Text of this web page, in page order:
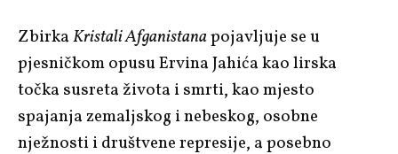
ZbirkaKristali Afganistanapojavljuje se u
pjesničkom opusu Ervina Jahića kao lirska
točka susreta života i smrti, kao mjesto
spajanja zemaljskog i nebeskog, osobne
nježnosti i društvene represije, a posebno